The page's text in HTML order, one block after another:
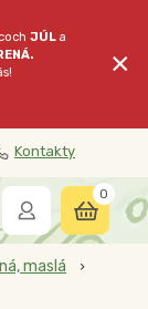
JÚL a
×
Kontakty
0
maslá